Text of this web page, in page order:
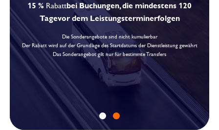
15 % Rabattbei Buchungen, die mindestens 120
Tagevor dem Leistungsterminerfolgen
Die Sonderangebote sind nicht kumulierbar
Der Rabatt wird auf der Grundlage des Startdatums der Dienstleistung gewährt
Das Sonderangebot gilt nur für bestimmte Transfers